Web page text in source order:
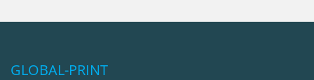
GLOBAL-PRINT